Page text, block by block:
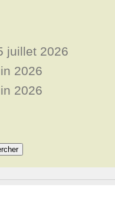
juillet 2026
2026
2026